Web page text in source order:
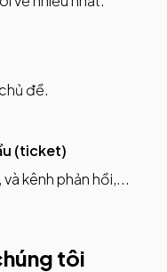
đề.
(ticket)
kênh phản hồi,...
tôi